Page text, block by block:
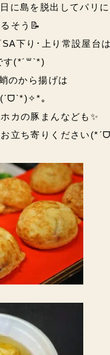
に島を脱出してパリ
そう📝
SA下り･上り常設屋台は
(*´꒳`*)
のから揚げは
｡
カの豚まんなども✨
立ち寄りください